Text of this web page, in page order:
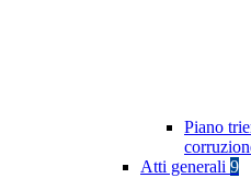
Piano
Atti generali 9